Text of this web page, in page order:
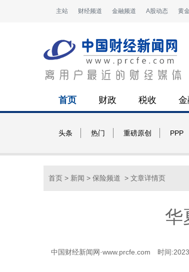
主站 财经频道 金融频道 A股动态 黄
首页 财政 税收 金
头条 热门 重磅原创 PPP
首页 > 新闻 > 保险频道 > 文章详情页
华
中国财经新闻网·www.prcfe.com 时间